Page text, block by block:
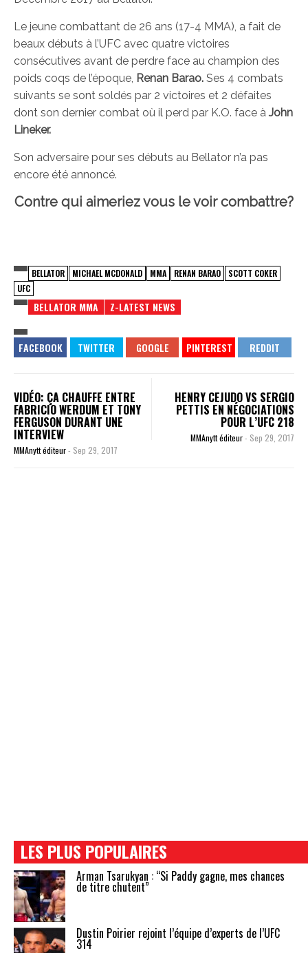
Le jeune combattant de 26 ans (17-4 MMA), a fait de
beaux débuts à l’UFC avec quatre victoires
consécutives avant de perdre face au champion des
poids coqs de l’époque, Renan Barao. Ses 4 combats
suivants se sont soldés par 2 victoires et 2 défaites
dont son dernier combat où il perd par K.O. face à John
Lineker.
Son adversaire pour ses débuts au Bellator n’a pas
encore été annoncé.
Contre qui aimeriez vous le voir combattre?
BELLATOR MICHAEL MCDONALD MMA RENAN BARAO
SCOTT COKER
UFC
BELLATOR MMA Z-LATEST NEWS
VIDÉO: ÇA CHAUFFE ENTRE
FABRICIO WERDUM ET TONY
FERGUSON DURANT UNE
INTERVIEW
MMAnytt éditeur- Sep 29, 2017
HENRY CEJUDO VS SERGIO
PETTIS EN NÉGOCIATIONS
POUR L’UFC 218
MMAnytt éditeur- Sep 29, 2017
LES PLUS POPULAIRES
Arman Tsarukyan : “Si Paddy gagne, mes chances
de titre chutent”
Dustin Poirier rejoint l’équipe d’experts de l’UFC
314